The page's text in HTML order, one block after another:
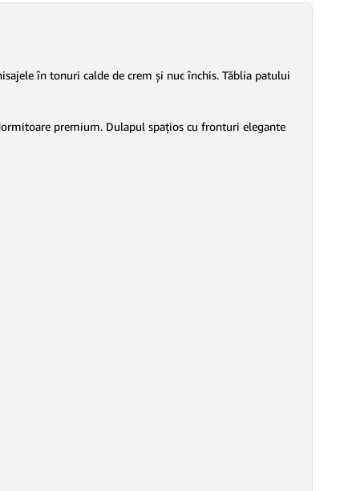
în tonuri calde de crem și nuc închis. Tăblia patului
premium. Dulapul spațios cu fronturi elegante